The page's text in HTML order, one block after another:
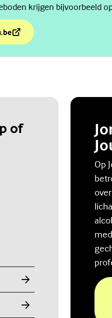
krijgen bijvoorbeeld
nee te zeggen
of
Op